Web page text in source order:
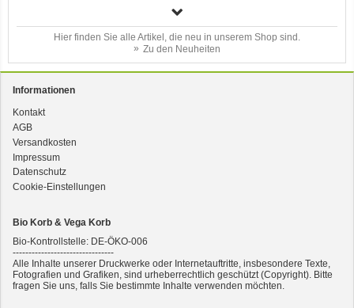
3er-SET Bio Sticks Soft (weiche Hundeleckerli) Huhn 150g Dog's Love
Hier finden Sie alle Artikel, die neu in unserem Shop sind.
Zu den Neuheiten
Informationen
Kontakt
AGB
Versandkosten
Impressum
Datenschutz
Cookie-Einstellungen
Bio Korb & Vega Korb
Bio-Kontrollstelle: DE-ÖKO-006
--------------------------------
Alle Inhalte unserer Druckwerke oder Internetauftritte, insbesondere Texte,
Fotografien und Grafiken, sind urheberrechtlich geschützt (Copyright). Bitte
fragen Sie uns, falls Sie bestimmte Inhalte verwenden möchten.